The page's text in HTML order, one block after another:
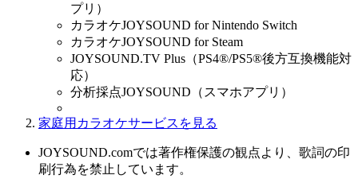
プリ）
カラオケJOYSOUND for Nintendo Switch
カラオケJOYSOUND for Steam
JOYSOUND.TV Plus（PS4®/PS5®後方互換機能対
応）
分析採点JOYSOUND（スマホアプリ）
家庭用カラオケサービスを見る
JOYSOUND.comでは著作権保護の観点より、歌詞の印
刷行為を禁止しています。